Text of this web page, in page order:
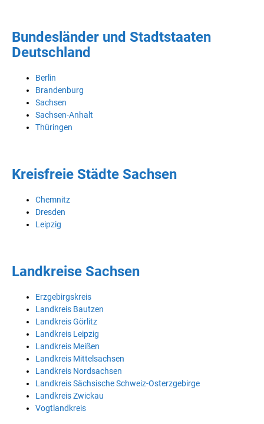
Bundesländer und Stadtstaaten
Deutschland
Berlin
Brandenburg
Sachsen
Sachsen-Anhalt
Thüringen
Kreisfreie Städte Sachsen
Chemnitz
Dresden
Leipzig
Landkreise Sachsen
Erzgebirgskreis
Landkreis Bautzen
Landkreis Görlitz
Landkreis Leipzig
Landkreis Meißen
Landkreis Mittelsachsen
Landkreis Nordsachsen
Landkreis Sächsische Schweiz-Osterzgebirge
Landkreis Zwickau
Vogtlandkreis